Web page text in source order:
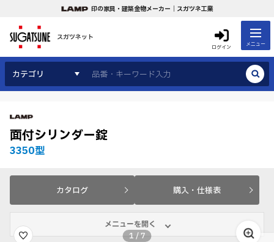
印の家具・建築金物メーカー｜スガツネ工業
スガツネット
ログイン メニュー
カテゴリ
面付シリンダー錠
3350型
カタログ 購入・仕様表
メニューを開く
1 /7